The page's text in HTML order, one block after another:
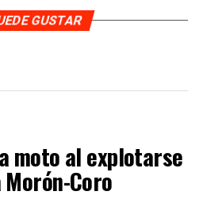
GUSTAR
moto al explotarse
Coro